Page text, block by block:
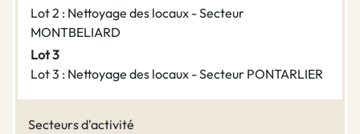
Lot 2 : Nettoyage des locaux - Secteur
MONTBELIARD
Lot 3
Lot 3 : Nettoyage des locaux - Secteur PONTARLIER
Secteurs d'activité